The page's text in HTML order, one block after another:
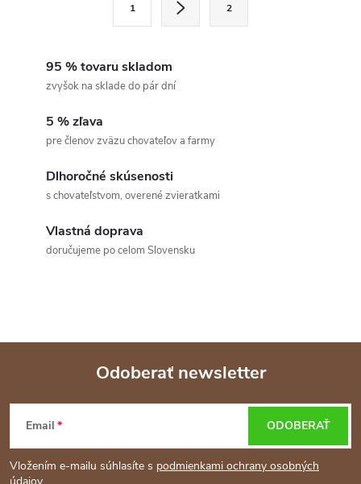
y
ý
p
1 2
95 % tovaru skladom
zvyšok na sklade do pár dní
5 % zľava
pre členov zväzu chovateľov a farmy
Dlhoročné skúsenosti
s chovateľstvom, overené zvieratkami
Vlastná doprava
doručujeme po celom Slovensku
Z
á
Odoberať newsletter
Email
Vložením e-mailu súhlasíte s podmienkami ochrany osobných
údajov
ODOBERAŤ